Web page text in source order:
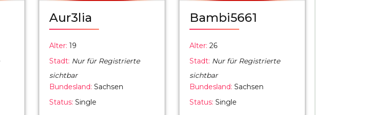
Aur3lia
Alter: 19
Stadt: Nur für Registrierte
sichtbar
Bundesland: Sachsen
Status: Single
Bambi5661
Alter: 26
Stadt: Nur für Registrierte
sichtbar
Bundesland: Sachsen
Status: Single